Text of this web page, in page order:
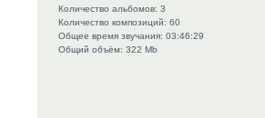
Количество альбомов: 3
Количество композиций: 60
Общее время звучания: 03:46:29
Общий объём: 322 Mb